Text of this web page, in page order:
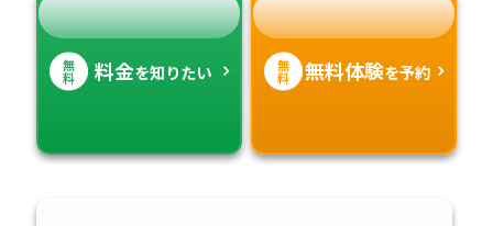
無
料 料金を知りたい 無
料 無料体験を予約